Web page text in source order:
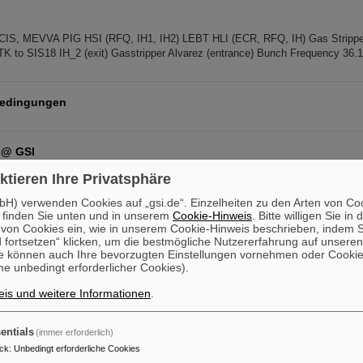
MEVVA PIG HSI (RFQ, IH1, IH2) LEBT HLI (ECR, RFQ, IH) Gas
to SIS18 IH_2 (exit) Gasstripper Alvarez (entrance) Bunch Frequency
GSI
GSI Zur Seite des GSI Publikations Fond/ Got to the page to the GSI
in SCOAP3 Links : http://www.scoap3.de/fuer-autorinnen/kostenfreies-
Registration As a guest, you will have to register , before coming to GSI/
events Participants of events organized at GSI/FAIR People working for
Science and Applications Research 2 (ENSAR2) EC Funding for External
2020 Programme of the European Commission: Transnational Access to
Ihre Privatsphäre
verwenden Cookies auf „gsi.de“. Einzelheiten zu den Arten von
Sie unten und in unserem Cookie-Hinweis . Bitte willigen Sie in
Cookies ein, wie in unserem Cookie-Hinweis beschrieben, indem
fortsetzen“ klicken, um die bestmögliche Nutzererfahrung auf
können auch Ihre bevorzugten Einstellungen vornehmen oder
unbedingt erforderlicher Cookies).
und weitere Informationen
(immer erforderlich)
: Unbedingt erforderliche Cookies